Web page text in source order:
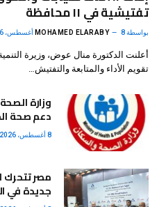
تفتيشية في ١١ محافظة
بواسطة MOHAMED ELARABY 8 أغسطس، 2026
أعلنت الدكتورة منال عوض، وزيرة
تقويم الأداء والمتابعة والتفتيش…
دعم صحة
8 أغسطس، 2026
مصر تتحرك
جديدة في